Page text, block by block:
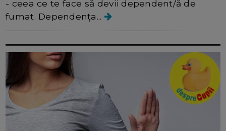
- ceea ce te face să devii dependent/ă de
fumat. Dependența...